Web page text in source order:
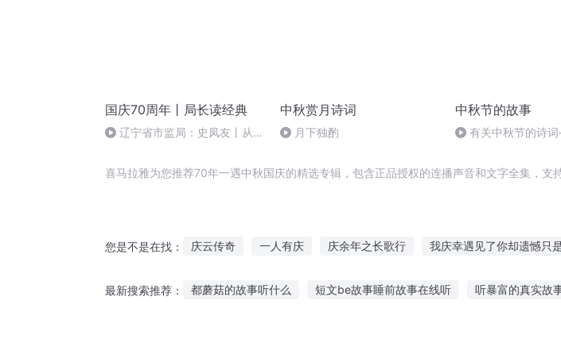
国庆70周年丨局长读经典
辽宁省市监局：史凤友丨从严
中秋赏月诗词
月下独酌
中秋节的故事
有关中秋节的诗
喜马拉雅为您推荐70年一遇中秋国庆的精选专辑，包含正品授权的连播声音和文字全集，支
您是不是在找： 庆云传奇 一人有庆 庆余年之长歌行 我庆幸遇见了你却遗憾只
最新搜索推荐： 都蘑菇的故事听什么 短文be故事睡前故事在线听 听暴富的真实故